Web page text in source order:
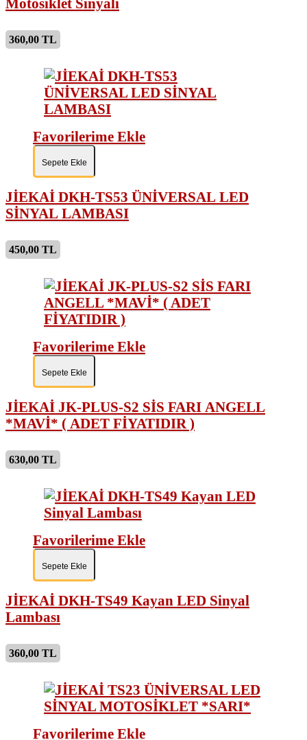
360,00 TL
Favorilerime Ekle
Sepete Ekle
JİEKAİ DKH-TS53 ÜNİVERSAL LED
SİNYAL LAMBASI
450,00 TL
Favorilerime Ekle
Sepete Ekle
JİEKAİ JK-PLUS-S2 SİS FARI ANGELL
*MAVİ* ( ADET FİYATIDIR )
630,00 TL
Favorilerime Ekle
Sepete Ekle
JİEKAİ DKH-TS49 Kayan LED Sinyal
Lambası
360,00 TL
Favorilerime Ekle